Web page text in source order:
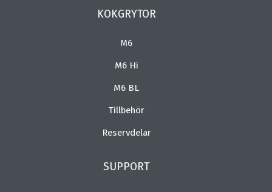
KOKGRYTOR
M6
M6 Hi
M6 BL
Tillbehör
Reservdelar
SUPPORT